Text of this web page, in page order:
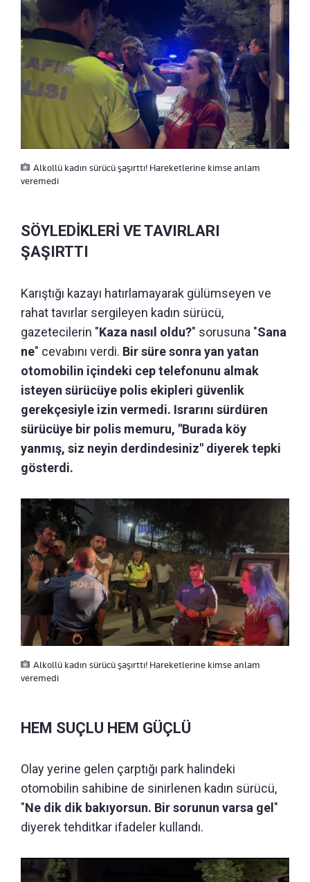
Alkollü kadın sürücü şaşırttı! Hareketlerine kimse anlam
veremedi
SÖYLEDİKLERİ VE TAVIRLARI
ŞAŞIRTTI
Karıştığı kazayı hatırlamayarak gülümseyen ve
rahat tavırlar sergileyen kadın sürücü,
gazetecilerin "Kaza nasıl oldu?" sorusuna "Sana
ne" cevabını verdi. Bir süre sonra yan yatan
otomobilin içindeki cep telefonunu almak
isteyen sürücüye polis ekipleri güvenlik
gerekçesiyle izin vermedi. Israrını sürdüren
sürücüye bir polis memuru, "Burada köy
yanmış, siz neyin derdindesiniz" diyerek tepki
gösterdi.
Alkollü kadın sürücü şaşırttı! Hareketlerine kimse anlam
veremedi
HEM SUÇLU HEM GÜÇLÜ
Olay yerine gelen çarptığı park halindeki
otomobilin sahibine de sinirlenen kadın sürücü,
"Ne dik dik bakıyorsun. Bir sorunun varsa gel "
diyerek tehditkar ifadeler kullandı.